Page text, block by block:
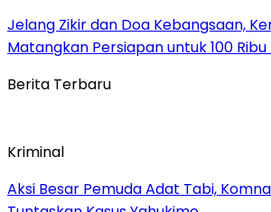
Jelang Zikir dan Doa Kebangsaan,
Matangkan Persiapan untuk 100
Berita Terbaru
Kriminal
Aksi Besar Pemuda Adat Tabi,